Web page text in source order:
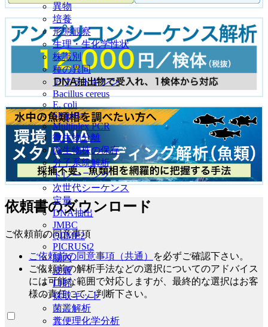
異物
培養
形態観察
生理・生化学性状
株識別
種の異同
アフラトキシン
Bacillus cereus
E. coli
Shigella
Multiplex PCR
微生物分離
微生物株の保存
分子系統解析
トレーニング
次世代シーケンス
定量
DNA抽出
JMBC
QIIME2
PICRUSt2
腸内
皮膚
口腔
採取キット
菌叢解析
糞便理化学分析
依頼書のダウンロード
ご依頼前の同意事項
ご依頼前の同意事項（共通）
を必ずご確認下さい。
ご依頼前の解析手法などの選択についてのアドバイス
には可能な範囲で対応しますが、最終的な選択はお客
様の責任にてご判断下さい。